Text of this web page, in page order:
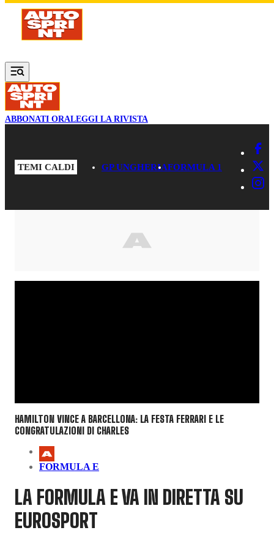
Vai al contenuto principale
ABBONATI ORALEGGI LA RIVISTA
TEMI CALDI GP UNGHERIAFORMULA 1
HAMILTON VINCE A BARCELLONA: LA FESTA FERRARI E LE
CONGRATULAZIONI DI CHARLES
FORMULA E
LA FORMULA E VA IN DIRETTA SU
EUROSPORT